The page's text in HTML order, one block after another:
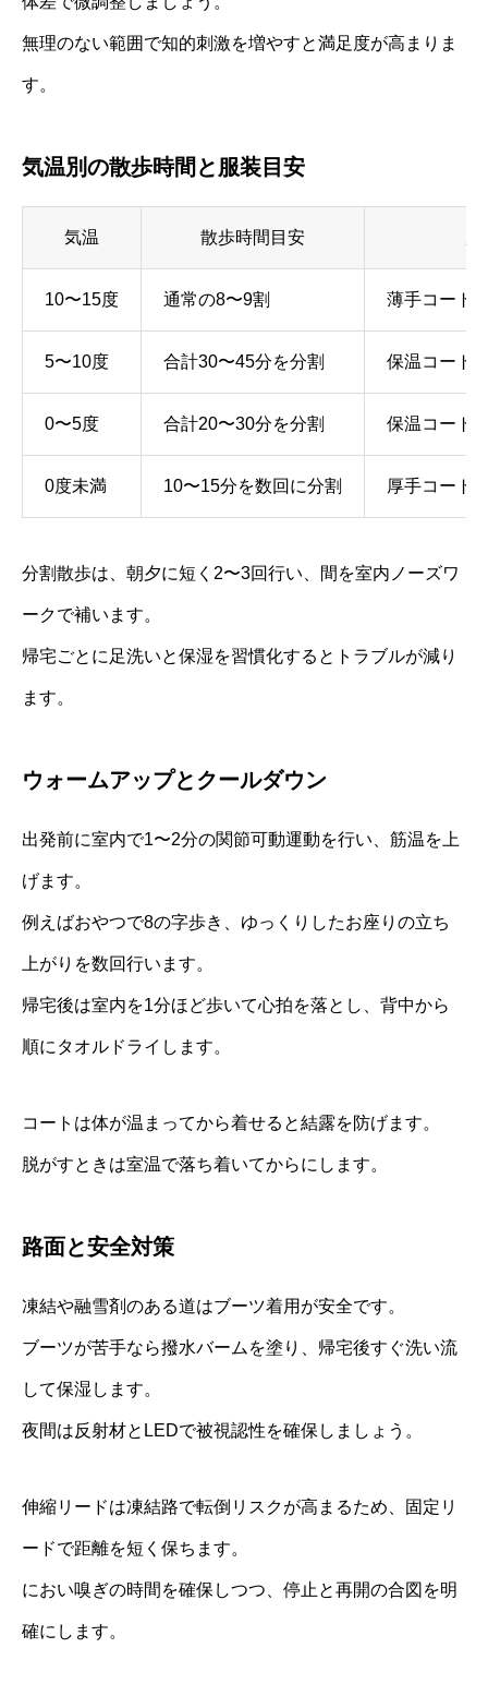
無理のない範囲で知的刺激を増やすと満足度が高まりま
す。
気温別の散歩時間と服装目安
気温 散歩時間目安
10〜15度 通常の8〜9割 薄手コート
5〜10度 合計30〜45分を分割 保温コート
0〜5度 合計20〜30分を分割 保温コート
0度未満 10〜15分を数回に分割 厚手コート
分割散歩は、朝夕に短く2〜3回行い、間を室内ノーズワ
ークで補います。
帰宅ごとに足洗いと保湿を習慣化するとトラブルが減り
ます。
ウォームアップとクールダウン
出発前に室内で1〜2分の関節可動運動を行い、筋温を上
げます。
例えばおやつで8の字歩き、ゆっくりしたお座りの立ち
上がりを数回行います。
帰宅後は室内を1分ほど歩いて心拍を落とし、背中から
順にタオルドライします。
コートは体が温まってから着せると結露を防げます。
脱がすときは室温で落ち着いてからにします。
路面と安全対策
凍結や融雪剤のある道はブーツ着用が安全です。
ブーツが苦手なら撥水バームを塗り、帰宅後すぐ洗い流
して保湿します。
夜間は反射材とLEDで被視認性を確保しましょう。
伸縮リードは凍結路で転倒リスクが高まるため、固定リ
ードで距離を短く保ちます。
におい嗅ぎの時間を確保しつつ、停止と再開の合図を明
確にします。